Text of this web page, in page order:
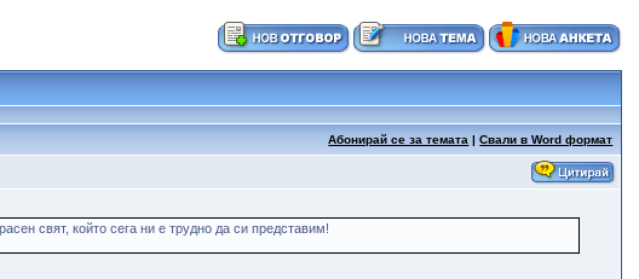
Абонирай се за темата |Свали в Word формат
свят, който сега ни е трудно да си представим!